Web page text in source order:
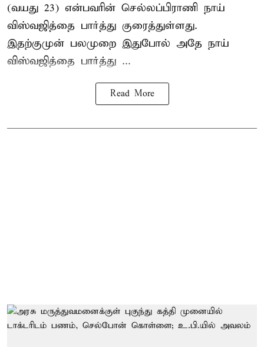
(வயது 23) என்பவரின் செல்லப்பிராணி நாய்
விஸ்வஜித்தை பார்த்து குரைத்துள்ளது.
இதற்குமுன் பலமுறை இதுபோல் அதே நாய்
விஸ்வஜித்தை பார்த்து ...
Read More